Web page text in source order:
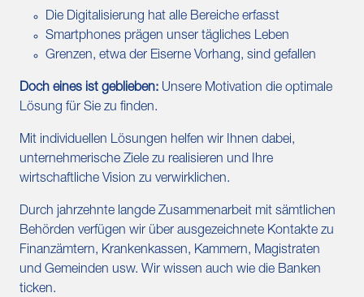
Die Digitalisierung hat alle Bereiche erfasst
Smartphones prägen unser tägliches Leben
Grenzen, etwa der Eiserne Vorhang, sind gefallen
Doch eines ist geblieben: Unsere Motivation die optimale
Lösung für Sie zu finden.
Mit individuellen Lösungen helfen wir Ihnen dabei,
unternehmerische Ziele zu realisieren und Ihre
wirtschaftliche Vision zu verwirklichen.
Durch jahrzehnte langde Zusammenarbeit mit sämtlichen
Behörden verfügen wir über ausgezeichnete Kontakte zu
Finanzämtern, Krankenkassen, Kammern, Magistraten
und Gemeinden usw. Wir wissen auch wie die Banken
ticken.